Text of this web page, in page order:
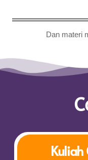
Dan materi
Kuliah